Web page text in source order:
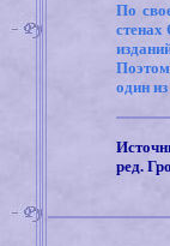
По
стенах
один
ред.